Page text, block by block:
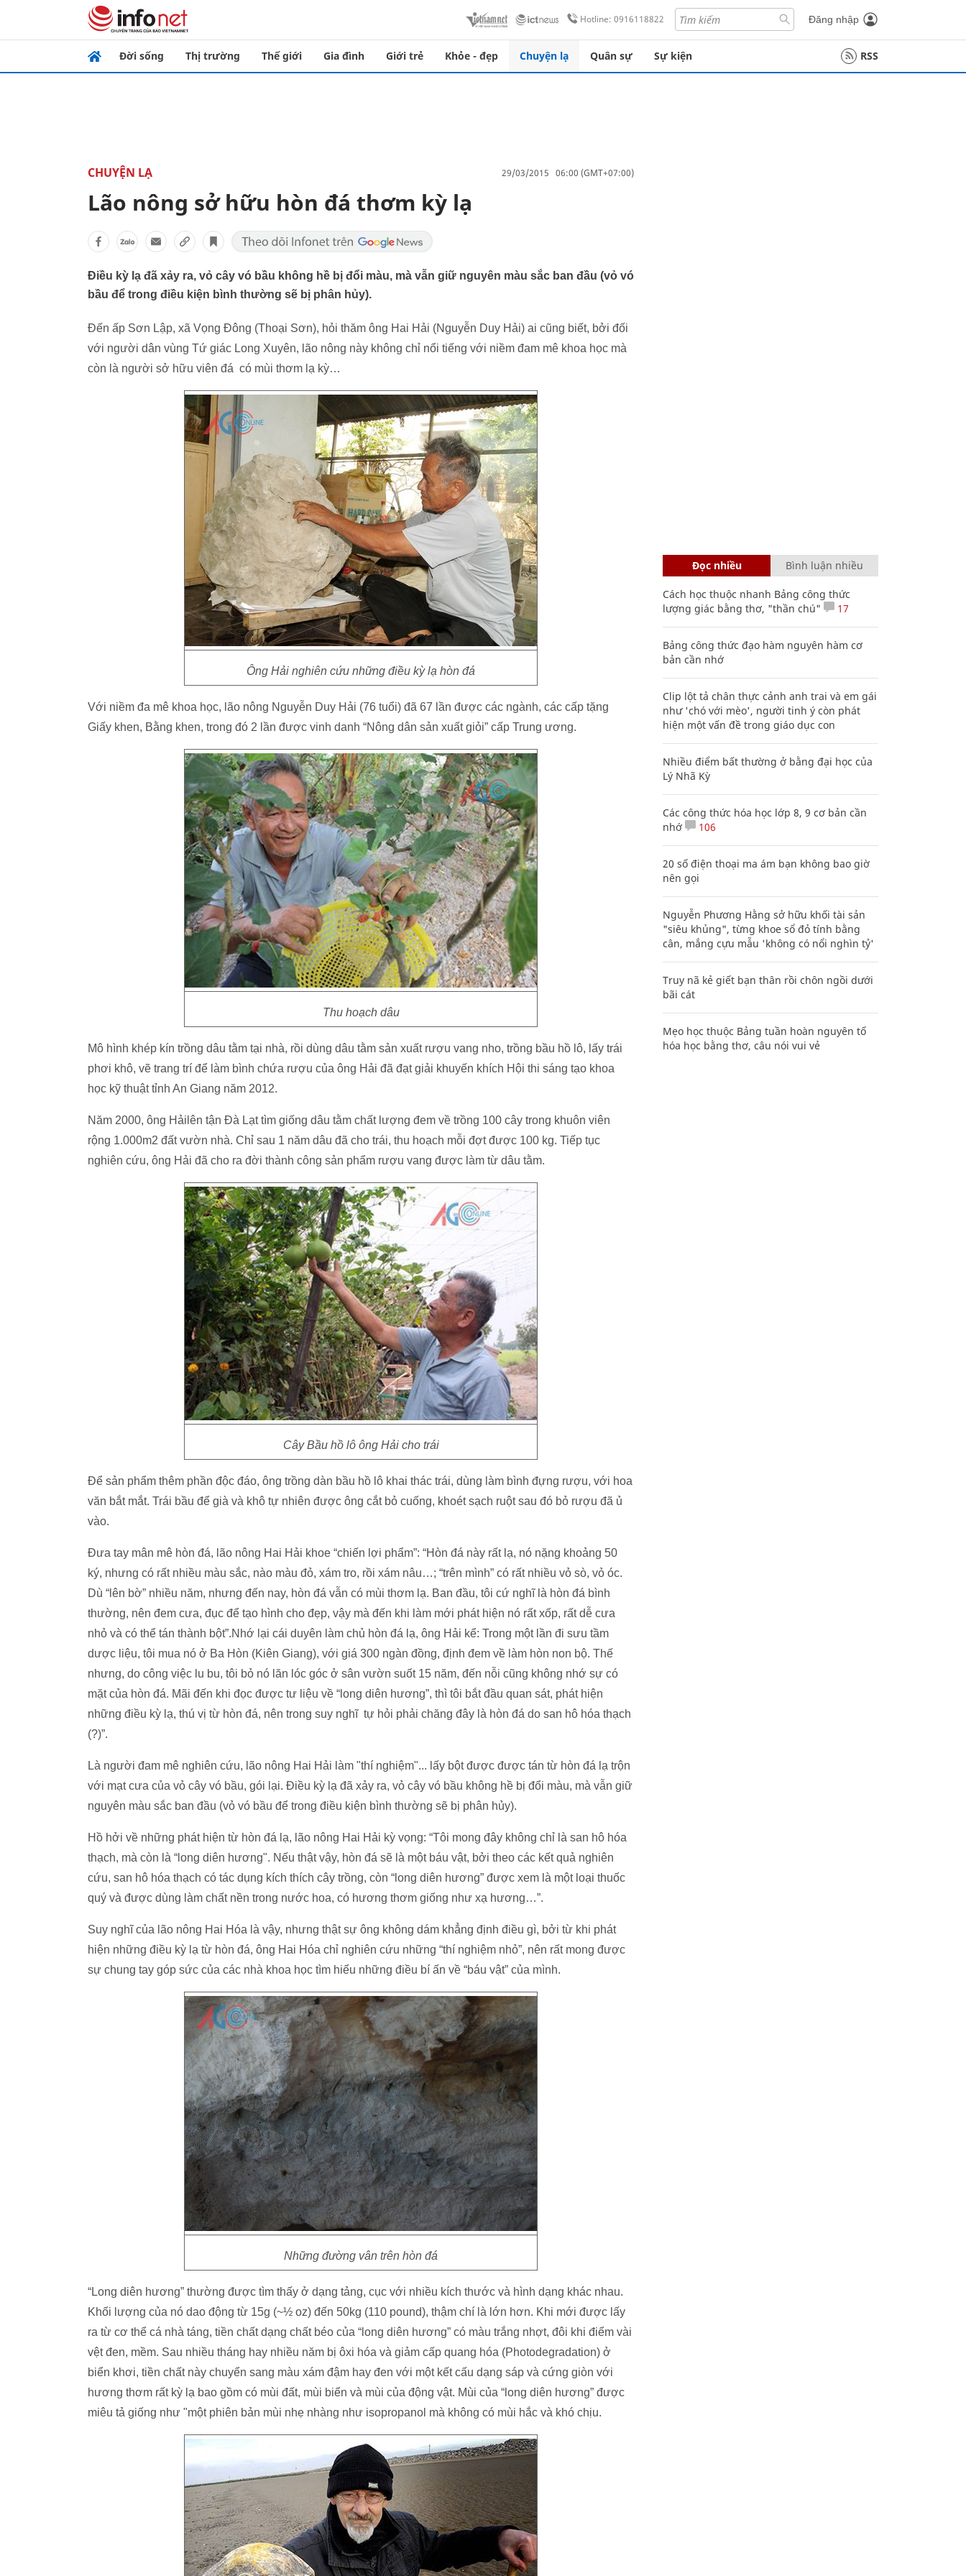
Hotline: 0916118822 Đăng nhập
Đời sống Thị trường Thế giới Gia đình Giới trẻ Khỏe - đẹp Chuyện lạ Quân sự Sự kiện RSS
CHUYỆN LẠ 29/03/2015 06:00 (GMT+07:00)
Lão nông sở hữu hòn đá thơm kỳ lạ
Điều kỳ lạ đã xảy ra, vỏ cây vó bầu không hề bị đổi màu, mà vẫn giữ nguyên màu sắc ban đầu (vỏ vó
bầu để trong điều kiện bình thường sẽ bị phân hủy).
Đến ấp Sơn Lập, xã Vọng Đông (Thoại Sơn), hỏi thăm ông Hai Hải (Nguyễn Duy Hải) ai cũng biết, bởi đối
với người dân vùng Tứ giác Long Xuyên, lão nông này không chỉ nổi tiếng với niềm đam mê khoa học mà
còn là người sở hữu viên đá có mùi thơm lạ kỳ…
Ông Hải nghiên cứu những điều kỳ lạ hòn đá
Với niềm đa mê khoa học, lão nông Nguyễn Duy Hải (76 tuổi) đã 67 lần được các ngành, các cấp tặng
Giấy khen, Bằng khen, trong đó 2 lần được vinh danh “Nông dân sản xuất giỏi” cấp Trung ương.
Thu hoạch dâu
Mô hình khép kín trồng dâu tằm tại nhà, rồi dùng dâu tằm sản xuất rượu vang nho, trồng bầu hồ lô, lấy trái
phơi khô, vẽ trang trí để làm bình chứa rượu của ông Hải đã đạt giải khuyến khích Hội thi sáng tạo khoa
học kỹ thuật tỉnh An Giang năm 2012.
Năm 2000, ông Hảilên tận Đà Lạt tìm giống dâu tằm chất lượng đem về trồng 100 cây trong khuôn viên
rộng 1.000m2 đất vườn nhà. Chỉ sau 1 năm dâu đã cho trái, thu hoạch mỗi đợt được 100 kg. Tiếp tục
nghiên cứu, ông Hải đã cho ra đời thành công sản phẩm rượu vang được làm từ dâu tằm.
Cây Bầu hồ lô ông Hải cho trái
Để sản phẩm thêm phần độc đáo, ông trồng dàn bầu hồ lô khai thác trái, dùng làm bình đựng rượu, với hoa
văn bắt mắt. Trái bầu để già và khô tự nhiên được ông cắt bỏ cuống, khoét sạch ruột sau đó bỏ rượu đã ủ
vào.
Đưa tay mân mê hòn đá, lão nông Hai Hải khoe “chiến lợi phẩm”: “Hòn đá này rất lạ, nó nặng khoảng 50
ký, nhưng có rất nhiều màu sắc, nào màu đỏ, xám tro, rồi xám nâu…; “trên mình” có rất nhiều vỏ sò, vỏ óc.
Dù “lên bờ” nhiều năm, nhưng đến nay, hòn đá vẫn có mùi thơm lạ. Ban đầu, tôi cứ nghĩ là hòn đá bình
thường, nên đem cưa, đục để tạo hình cho đẹp, vậy mà đến khi làm mới phát hiện nó rất xốp, rất dễ cưa
nhỏ và có thể tán thành bột”.Nhớ lại cái duyên làm chủ hòn đá lạ, ông Hải kể: Trong một lần đi sưu tầm
dược liệu, tôi mua nó ở Ba Hòn (Kiên Giang), với giá 300 ngàn đồng, định đem về làm hòn non bộ. Thế
nhưng, do công việc lu bu, tôi bỏ nó lăn lóc góc ở sân vườn suốt 15 năm, đến nỗi cũng không nhớ sự có
mặt của hòn đá. Mãi đến khi đọc được tư liệu về “long diên hương”, thì tôi bắt đầu quan sát, phát hiện
những điều kỳ lạ, thú vị từ hòn đá, nên trong suy nghĩ tự hỏi phải chăng đây là hòn đá do san hô hóa thạch
(?)”.
Là người đam mê nghiên cứu, lão nông Hai Hải làm "thí nghiệm"... lấy bột được được tán từ hòn đá lạ trộn
với mạt cưa của vỏ cây vó bầu, gói lại. Điều kỳ lạ đã xảy ra, vỏ cây vó bầu không hề bị đổi màu, mà vẫn giữ
nguyên màu sắc ban đầu (vỏ vó bầu để trong điều kiện bình thường sẽ bị phân hủy).
Hồ hởi về những phát hiện từ hòn đá lạ, lão nông Hai Hải kỳ vọng: “Tôi mong đây không chỉ là san hô hóa
thạch, mà còn là “long diên hương". Nếu thật vậy, hòn đá sẽ là một báu vật, bởi theo các kết quả nghiên
cứu, san hô hóa thạch có tác dụng kích thích cây trồng, còn “long diên hương” được xem là một loại thuốc
quý và được dùng làm chất nền trong nước hoa, có hương thơm giống như xạ hương…”.
Suy nghĩ của lão nông Hai Hóa là vậy, nhưng thật sự ông không dám khẳng định điều gì, bởi từ khi phát
hiện những điều kỳ lạ từ hòn đá, ông Hai Hóa chỉ nghiên cứu những “thí nghiệm nhỏ”, nên rất mong được
sự chung tay góp sức của các nhà khoa học tìm hiểu những điều bí ấn về “báu vật” của mình.
Những đường vân trên hòn đá
“Long diên hương” thường được tìm thấy ở dạng tảng, cục với nhiều kích thước và hình dạng khác nhau.
Khối lượng của nó dao động từ 15g (~½ oz) đến 50kg (110 pound), thậm chí là lớn hơn. Khi mới được lấy
ra từ cơ thể cá nhà táng, tiền chất dạng chất béo của “long diên hương” có màu trắng nhợt, đôi khi điểm vài
vệt đen, mềm. Sau nhiều tháng hay nhiều năm bị ôxi hóa và giảm cấp quang hóa (Photodegradation) ở
biển khơi, tiền chất này chuyển sang màu xám đậm hay đen với một kết cấu dạng sáp và cứng giòn với
hương thơm rất kỳ lạ bao gồm có mùi đất, mùi biển và mùi của động vật. Mùi của “long diên hương” được
miêu tả giống như "một phiên bản mùi nhẹ nhàng như isopropanol mà không có mùi hắc và khó chịu.
Đọc nhiều Bình luận nhiều
Cách học thuộc nhanh Bảng công thức
lượng giác bằng thơ, "thần chú"
17
Bảng công thức đạo hàm nguyên hàm cơ
bản cần nhớ
Clip lột tả chân thực cảnh anh trai và em gái
như 'chó với mèo', người tinh ý còn phát
hiện một vấn đề trong giáo dục con
Nhiều điểm bất thường ở bằng đại học của
Lý Nhã Kỳ
Các công thức hóa học lớp 8, 9 cơ bản cần
nhớ
106
20 số điện thoại ma ám bạn không bao giờ
nên gọi
Nguyễn Phương Hằng sở hữu khối tài sản
"siêu khủng", từng khoe sổ đỏ tính bằng
cân, mắng cựu mẫu 'không có nổi nghìn tỷ'
Truy nã kẻ giết bạn thân rồi chôn ngồi dưới
bãi cát
Mẹo học thuộc Bảng tuần hoàn nguyên tố
hóa học bằng thơ, câu nói vui vẻ